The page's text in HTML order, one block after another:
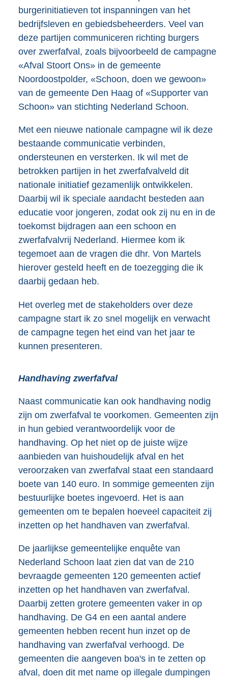
burgerinitiatieven tot inspanningen van het
bedrijfsleven en gebiedsbeheerders. Veel van
deze partijen communiceren richting burgers
over zwerfafval, zoals bijvoorbeeld de campagne
«Afval Stoort Ons» in de gemeente
Noordoostpolder, «Schoon, doen we gewoon»
van de gemeente Den Haag of «Supporter van
Schoon» van stichting Nederland Schoon.
Met een nieuwe nationale campagne wil ik deze
bestaande communicatie verbinden,
ondersteunen en versterken. Ik wil met de
betrokken partijen in het zwerfafvalveld dit
nationale initiatief gezamenlijk ontwikkelen.
Daarbij wil ik speciale aandacht besteden aan
educatie voor jongeren, zodat ook zij nu en in de
toekomst bijdragen aan een schoon en
zwerfafvalvrij Nederland. Hiermee kom ik
tegemoet aan de vragen die dhr. Von Martels
hierover gesteld heeft en de toezegging die ik
daarbij gedaan heb.
Het overleg met de stakeholders over deze
campagne start ik zo snel mogelijk en verwacht
de campagne tegen het eind van het jaar te
kunnen presenteren.
Handhaving zwerfafval
Naast communicatie kan ook handhaving nodig
zijn om zwerfafval te voorkomen. Gemeenten zijn
in hun gebied verantwoordelijk voor de
handhaving. Op het niet op de juiste wijze
aanbieden van huishoudelijk afval en het
veroorzaken van zwerfafval staat een standaard
boete van 140 euro. In sommige gemeenten zijn
bestuurlijke boetes ingevoerd. Het is aan
gemeenten om te bepalen hoeveel capaciteit zij
inzetten op het handhaven van zwerfafval.
De jaarlijkse gemeentelijke enquête van
Nederland Schoon laat zien dat van de 210
bevraagde gemeenten 120 gemeenten actief
inzetten op het handhaven van zwerfafval.
Daarbij zetten grotere gemeenten vaker in op
handhaving. De G4 en een aantal andere
gemeenten hebben recent hun inzet op de
handhaving van zwerfafval verhoogd. De
gemeenten die aangeven boa's in te zetten op
afval, doen dit met name op illegale dumpingen